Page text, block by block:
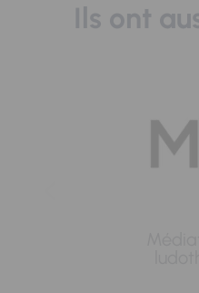
Ils ont